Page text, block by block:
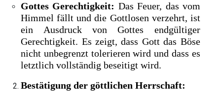
Gottes Gerechtigkeit: Das Feuer, das vom
Himmel fällt und die Gottlosen verzehrt, ist
ein Ausdruck von Gottes endgültiger
Gerechtigkeit. Es zeigt, dass Gott das Böse
nicht unbegrenzt tolerieren wird und dass es
letztlich vollständig beseitigt wird.
Bestätigung der göttlichen Herrschaft: